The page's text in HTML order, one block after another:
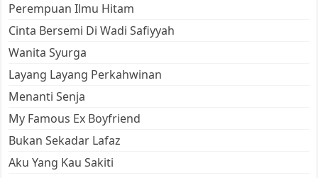
Perempuan Ilmu Hitam
Cinta Bersemi Di Wadi Safiyyah
Wanita Syurga
Layang Layang Perkahwinan
Menanti Senja
My Famous Ex Boyfriend
Bukan Sekadar Lafaz
Aku Yang Kau Sakiti